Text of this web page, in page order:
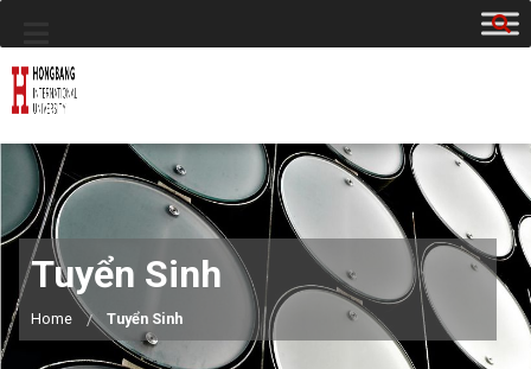
Tuyển Sinh
Home Tuyển Sinh